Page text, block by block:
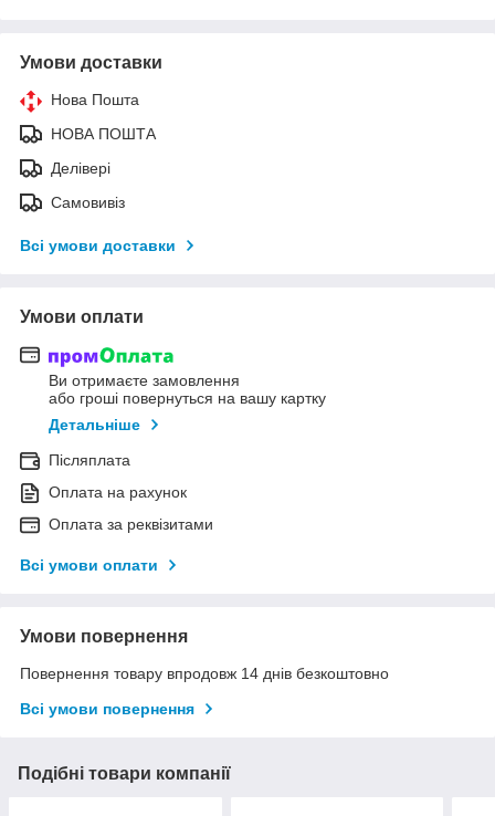
Умови доставки
Нова Пошта
НОВА ПОШТА
Делівері
Самовивіз
Всі умови доставки
Умови оплати
Ви отримаєте замовлення
або гроші повернуться на вашу картку
Детальніше
Післяплата
Оплата на рахунок
Оплата за реквізитами
Всі умови оплати
Умови повернення
Повернення товару впродовж 14 днів безкоштовно
Всі умови повернення
Подібні товари компанії